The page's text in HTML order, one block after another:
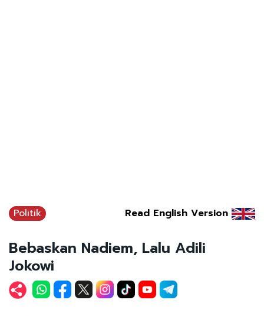
Politik Read English Version
Bebaskan Nadiem, Lalu Adili
Jokowi